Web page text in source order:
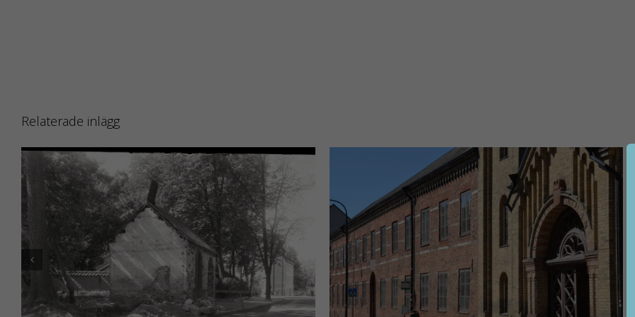
Relaterade inlägg
grundläggande
funktionerna på
webben, som till
exempel
sidnavigering.
De behövs för
att webbplatsen
överhuvudtaget
ska fungera och
de går inte att